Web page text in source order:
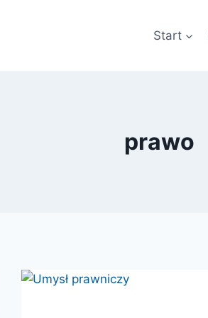
Start
prawo